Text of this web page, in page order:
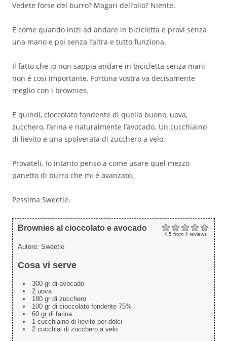
Vedete forse del burro? Magari dell’olio? Niente.
É come quando inizi ad andare in bicicletta e provi senza
una mano e poi senza l’altra e tutto funziona.
Il fatto che io non sappia andare in bicicletta senza mani
non é così importante. Fortuna vostra va decisamente
meglio con i brownies.
E quindi, cioccolato fondente di quello buono, uova,
zucchero, farina e naturalmente l’avocado. Un cucchiaino
di lievito e una spolverata di zucchero a velo.
Provateli. Io intanto penso a come usare quel mezzo
panetto di burro che mi é avanzato.
Pessima Sweetie.
4.5 from 4reviews
Brownies al cioccolato e avocado
Autore: Sweetie
Cosa vi serve
300 gr di avocado
2 uova
180 gr di zucchero
100 gr di cioccolato fondente 75%
60 gr di farina
1 cucchiaino di lievito per dolci
2 cucchiai di zucchero a velo